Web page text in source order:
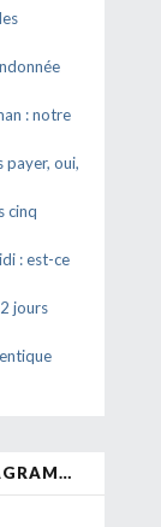
: notre
payer, oui,
cinq
: est-ce
jours